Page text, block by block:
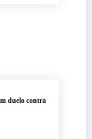
duelo contra